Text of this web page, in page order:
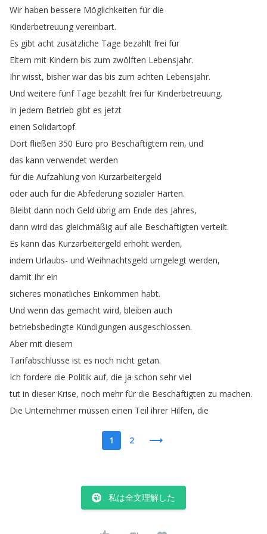
Wir haben bessere Möglichkeiten für die
Kinderbetreuung vereinbart.
Es gibt acht zusätzliche Tage bezahlt frei für
Eltern mit Kindern bis zum zwölften Lebensjahr.
Ihr wisst, bisher war das bis zum achten Lebensjahr.
Und weitere fünf Tage bezahlt frei für Kinderbetreuung.
In jedem Betrieb gibt es jetzt
einen Solidartopf.
Dort fließen 350 Euro pro Beschäftigtem rein, und
das kann verwendet werden
für die Aufzahlung von Kurzarbeitergeld
oder auch für die Abfederung sozialer Härten.
Bleibt dann noch Geld übrig am Ende des Jahres,
dann wird das gleichmäßig auf alle Beschäftigten verteilt.
Es kann das Kurzarbeitergeld erhöht werden,
indem Urlaubs- und Weihnachtsgeld umgelegt werden,
damit Ihr ein
sicheres monatliches Einkommen habt.
Und wenn das gemacht wird, bleiben auch
betriebsbedingte Kündigungen ausgeschlossen.
Aber mit diesem
Tarifabschlusse ist es noch nicht getan.
Ich fordere die Politik auf, die ja schon sehr viel
tut in dieser Krise, noch mehr für die Beschäftigten zu machen.
Die Unternehmer müssen einen Teil ihrer Hilfen, die
1 2
私は全文理解した